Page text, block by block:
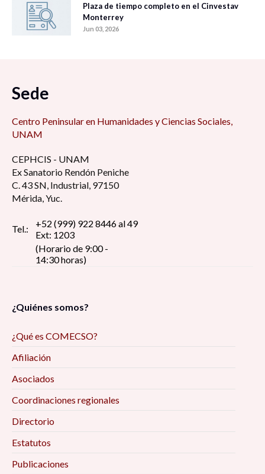
Plaza de tiempo completo en el Cinvestav
Monterrey
Jun 03, 2026
Sede
Centro Peninsular en Humanidades y Ciencias Sociales,
UNAM
CEPHCIS - UNAM
Ex Sanatorio Rendón Peniche
C. 43 SN, Industrial, 97150
Mérida, Yuc.
Tel.:
+52 (999) 922 8446 al 49
Ext: 1203
(Horario de 9:00 -
14:30 horas)
¿Quiénes somos?
¿Qué es COMECSO?
Afiliación
Asociados
Coordinaciones regionales
Directorio
Estatutos
Publicaciones